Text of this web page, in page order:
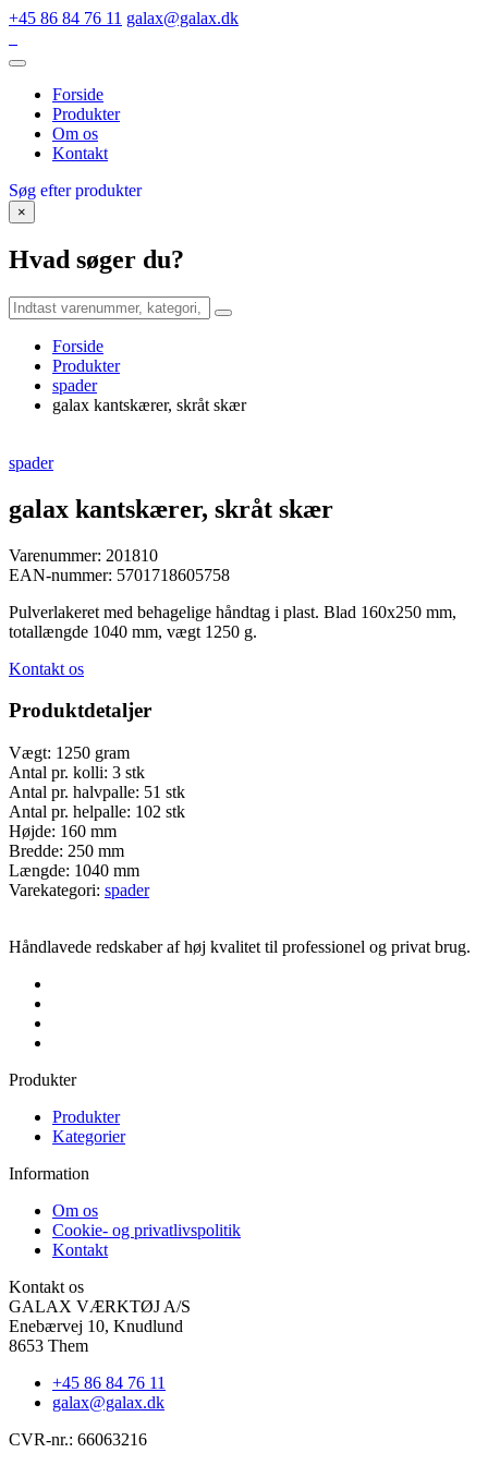
+45 86 84 76 11 galax@galax.dk
Forside
Produkter
Om os
Kontakt
Søg efter produkter
×
Hvad søger du?
Forside
Produkter
spader
galax kantskærer, skråt skær
spader
galax kantskærer, skråt skær
Varenummer: 201810
EAN-nummer: 5701718605758
Pulverlakeret med behagelige håndtag i plast. Blad 160x250 mm,
totallængde 1040 mm, vægt 1250 g.
Kontakt os
Produktdetaljer
Vægt: 1250 gram
Antal pr. kolli: 3 stk
Antal pr. halvpalle: 51 stk
Antal pr. helpalle: 102 stk
Højde: 160 mm
Bredde: 250 mm
Længde: 1040 mm
Varekategori: spader
Håndlavede redskaber af høj kvalitet til professionel og privat brug.
Produkter
Produkter
Kategorier
Information
Om os
Cookie- og privatlivspolitik
Kontakt
Kontakt os
GALAX VÆRKTØJ A/S
Enebærvej 10, Knudlund
8653 Them
+45 86 84 76 11
galax@galax.dk
CVR-nr.: 66063216